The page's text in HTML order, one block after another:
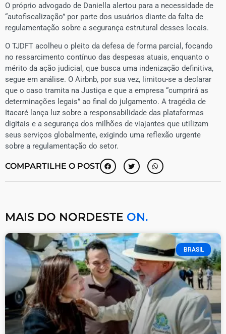
O próprio advogado de Daniella alertou para a necessidade de
“autofiscalização” por parte dos usuários diante da falta de
regulamentação sobre a segurança estrutural desses locais.
O TJDFT acolheu o pleito da defesa de forma parcial, focando
no ressarcimento contínuo das despesas atuais, enquanto o
mérito da ação judicial, que busca uma indenização definitiva,
segue em análise. O Airbnb, por sua vez, limitou-se a declarar
que o caso tramita na Justiça e que a empresa “cumprirá as
determinações legais” ao final do julgamento. A tragédia de
Itacaré lança luz sobre a responsabilidade das plataformas
digitais e a segurança dos milhões de viajantes que utilizam
seus serviços globalmente, exigindo uma reflexão urgente
sobre a regulamentação do setor.
COMPARTILHE O POST
MAIS DO NORDESTE ON.
BRASIL